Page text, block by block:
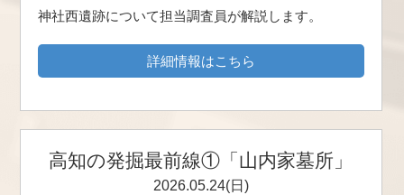
神社西遺跡について担当調査員が解説します。
詳細情報はこちら
高知の発掘最前線①「山内家墓所」
2026.05.24(日)